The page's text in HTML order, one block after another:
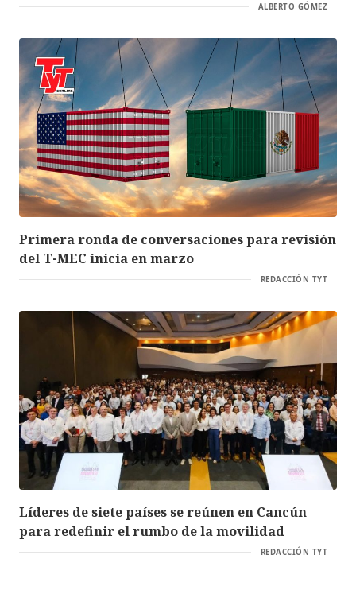
ALBERTO GÓMEZ
Primera ronda de conversaciones para revisión
del T-MEC inicia en marzo
REDACCIÓN TYT
Líderes de siete países se reúnen en Cancún
para redefinir el rumbo de la movilidad
REDACCIÓN TYT